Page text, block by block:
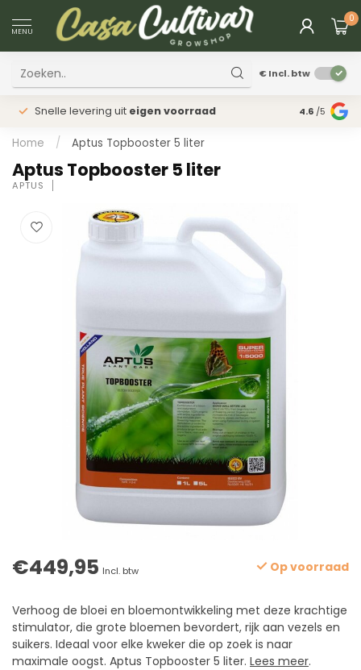
MENU
0
€Incl. btw
Snelle levering uit eigen voorraad Fysieke
4.6 /5
Home / Aptus Topbooster 5 liter
Aptus Topbooster 5 liter
APTUS
€449,95 Incl. btw Op voorraad
Verhoog de bloei en bloemontwikkeling met deze krachtige
stimulator, die grote bloemen bevordert, rijk aan vezels en
suikers. Ideaal voor elke kweker die op zoek is naar
maximale oogst. Aptus Topbooster 5 liter. Lees meer.